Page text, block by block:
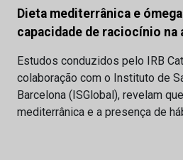
Dieta mediterrânica e
capacidade de raciocínio na
Estudos conduzidos pelo IRB
colaboração com o Instituto de
Barcelona (ISGlobal), revelam
mediterrânica e a presença de